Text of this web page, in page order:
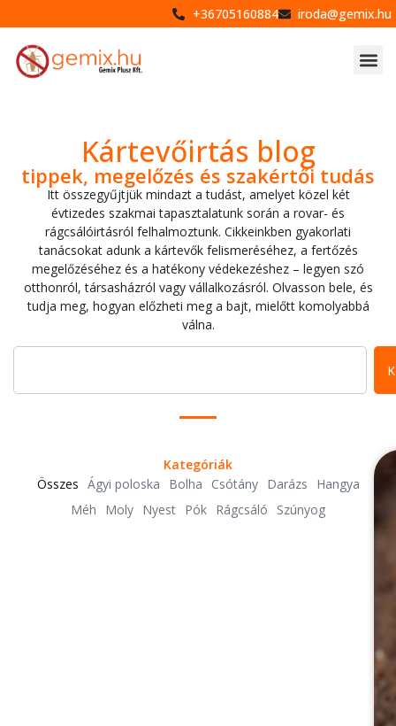
+36705160884 iroda@gemix.hu
Kártevőirtás blog
tippek, megelőzés és szakértői tudás
Itt összegyűjtjük mindazt a tudást, amelyet közel két
évtizedes szakmai tapasztalatunk során a rovar- és
rágcsálóirtásról felhalmoztunk. Cikkeinkben gyakorlati
tanácsokat adunk a kártevők felismeréséhez, a fertőzés
megelőzéséhez és a hatékony védekezéshez – legyen szó
otthonról, társasházról vagy vállalkozásról. Olvasson bele, és
tudja meg, hogyan előzheti meg a bajt, mielőtt komolyabbá
válna.
Kategóriák
Ágyi poloska
Bolha Csótány Darázs
Hangya
Méh
Moly Nyest Pók Rágcsáló Szúnyog
Összes